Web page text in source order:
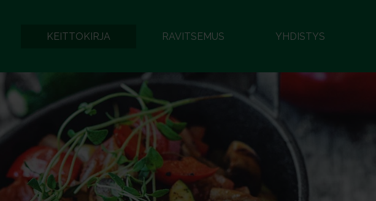
KEITTOKIRJA RAVITSEMUS YHDISTYS